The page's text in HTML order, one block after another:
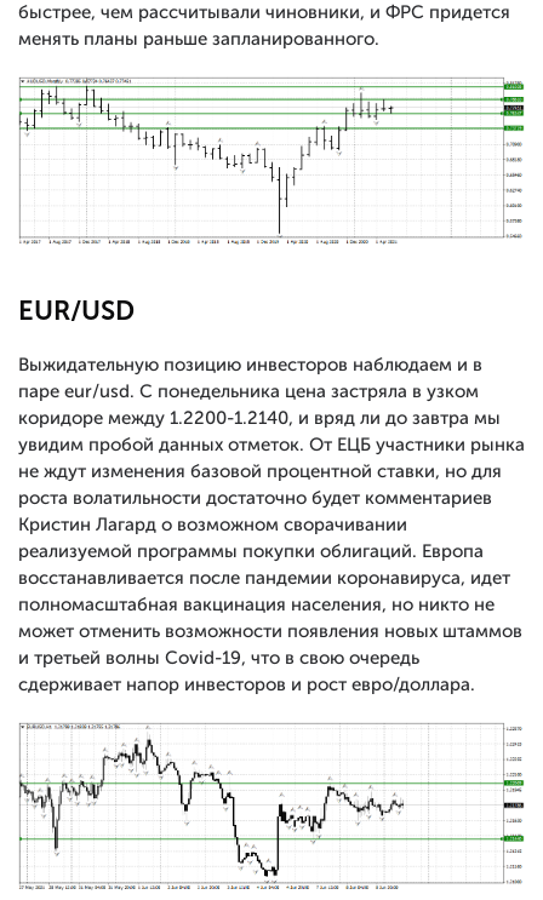
быстрее, чем рассчитывали чиновники, и ФРС придется
менять планы раньше запланированного.
EUR/USD
Выжидательную позицию инвесторов наблюдаем и в
паре eur/usd. С понедельника цена застряла в узком
коридоре между 1.2200-1.2140, и вряд ли до завтра мы
увидим пробой данных отметок. От ЕЦБ участники рынка
не ждут изменения базовой процентной ставки, но для
роста волатильности достаточно будет комментариев
Кристин Лагард о возможном сворачивании
реализуемой программы покупки облигаций. Европа
восстанавливается после пандемии коронавируса, идет
полномасштабная вакцинация населения, но никто не
может отменить возможности появления новых штаммов
и третьей волны Covid-19, что в свою очередь
сдерживает напор инвесторов и рост евро/доллара.